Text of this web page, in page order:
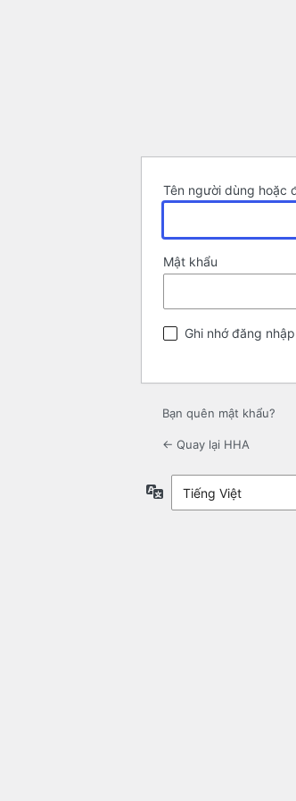
Tên người dùng hoặc
Mật khẩu
Ghi nhớ đăng nhập
Bạn quên mật khẩu?
← Quay lại HHA
Ngôn
ngữ